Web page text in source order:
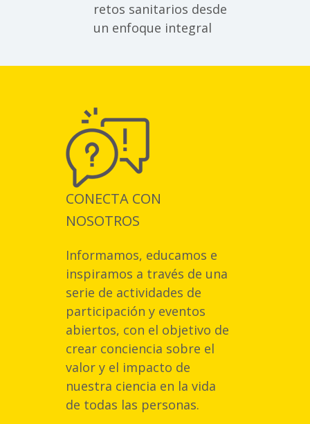
retos sanitarios desde
un enfoque integral
CONECTA CON
NOSOTROS
Informamos, educamos e
inspiramos a través de una
serie de actividades de
participación y eventos
abiertos, con el objetivo de
crear conciencia sobre el
valor y el impacto de
nuestra ciencia en la vida
de todas las personas.